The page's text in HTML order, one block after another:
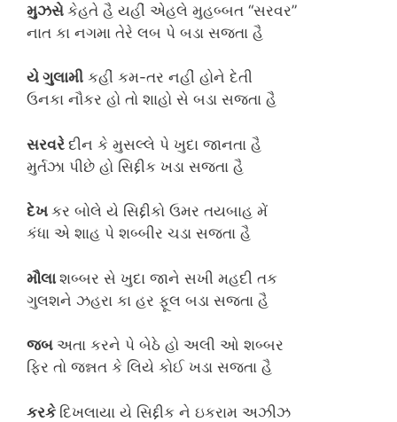
મુઝસે કેહતે હૈ યહીં એહલે મુહબ્બત “સરવર”
નાત કા નગમા તેરે લબ પે બડા સજતા હૈ
યે ગુલામી કહીં કમ-તર નહીં હોને દેતી
ઉનકા નૌકર હો તો શાહો સે બડા સજતા હૈ
સરવરે દીન કે મુસલ્લે પે ખુદા જાનતા હૈ
મુર્તઝા પીછે હો સિદ્દીક ખડા સજતા હૈ
દેખ કર બોલે યે સિદ્દીકો ઉમર તયબાહ મેં
કંધા એ શાહ પે શબ્બીર ચડા સજતા હૈ
મૌલાશબ્બર સે ખુદા જાને સખી મહદી તક
ગુલશને ઝહરા કા હર ફૂલ બડા સજતા હૈ
જબ અતા કરને પે બેઠે હો અલી ઓ શબ્બર
ફિર તો જન્નત કે લિયે કોઈ ખડા સજતા હૈ
કરકે દિખલાયા યે સિદ્દીક ને ઇકરામ અઝીઝ